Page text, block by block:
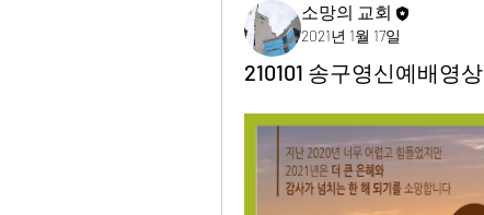
소망의 교회
2021년 1월 17일
210101 송구영신예배영상